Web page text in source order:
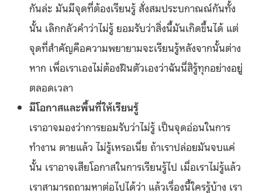
กันล่ะ มันมีจุดที่ต้องเรียนรู้ สั่งสมประบกาณณ์กันทั้ง
นั้น เลิกกลัวคำว่าไม่รู้ ยอมรับว่าสิ่งนี้มันเกิดขึ้นได้ แต่
จุดที่สำคัญคือความพยายามจะเรียนรู้หลังจากนั้นต่าง
หาก เพื่อเราเองไม่ต้องฝืนตัวเองว่าฉันนี่สิรู้ทุกอย่างอยู่
ตลอดเวลา
มีโอกาสและพื้นที่ให้เรียนรู้
เราอาจมองว่าการยอมรับว่าไม่รู้ เป็นจุดอ่อนในการ
ทำงาน ตายแล้ว ไม่รู้เหรอเนี่ย ถ้าเราปล่อยมันจบแค่
นั้น เราอาจเสียโอกาสในการเรียนรู้ไป เมื่อเราไม่รู้แล้ว
เราสามารถถามหาต่อไปได้ว่า แล้วเรื่องนี้ใครรู้บ้าง เรา